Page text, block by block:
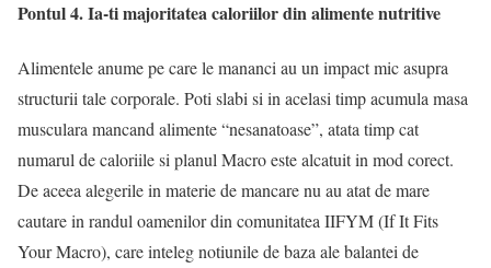
Pontul 4. Ia-ti majoritatea caloriilor din alimente nutritive
Alimentele anume pe care le mananci au un impact mic asupra
structurii tale corporale. Poti slabi si in acelasi timp acumula masa
musculara mancand alimente “nesanatoase”, atata timp cat
numarul de caloriile si planul Macro este alcatuit in mod corect.
De aceea alegerile in materie de mancare nu au atat de mare
cautare in randul oamenilor din comunitatea IIFYM (If It Fits
Your Macro), care inteleg notiunile de baza ale balantei de